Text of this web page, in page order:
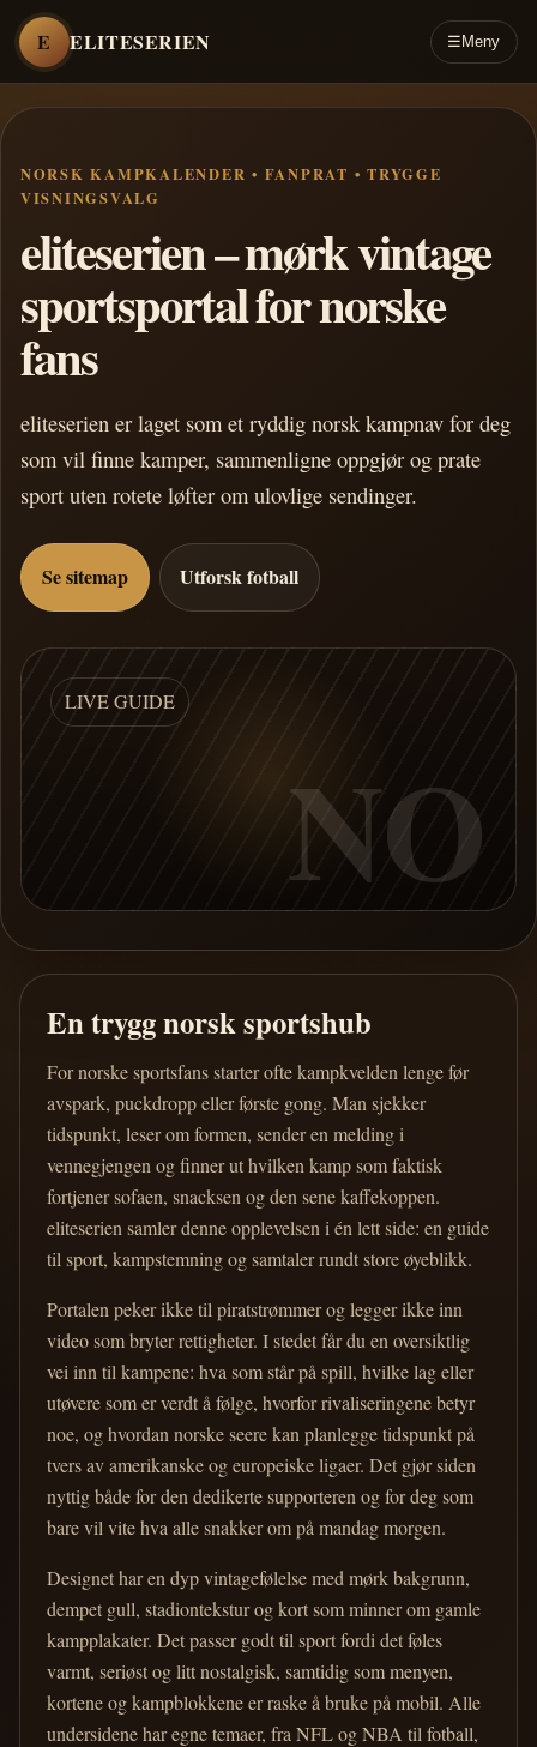
E ELITESERIEN ☰ Meny
NORSK KAMPKALENDER • FANPRAT • TRYGGE
VISNINGSVALG
eliteserien – mørk vintage
sportsportal for norske
fans
eliteserien er laget som et ryddig norsk kampnav for deg
som vil finne kamper, sammenligne oppgjør og prate
sport uten rotete løfter om ulovlige sendinger.
Se sitemap Utforsk fotball
LIVE GUIDE
NO
En trygg norsk sportshub
For norske sportsfans starter ofte kampkvelden lenge før
avspark, puckdropp eller første gong. Man sjekker
tidspunkt, leser om formen, sender en melding i
vennegjengen og finner ut hvilken kamp som faktisk
fortjener sofaen, snacksen og den sene kaffekoppen.
eliteserien samler denne opplevelsen i én lett side: en guide
til sport, kampstemning og samtaler rundt store øyeblikk.
Portalen peker ikke til piratstrømmer og legger ikke inn
video som bryter rettigheter. I stedet får du en oversiktlig
vei inn til kampene: hva som står på spill, hvilke lag eller
utøvere som er verdt å følge, hvorfor rivaliseringene betyr
noe, og hvordan norske seere kan planlegge tidspunkt på
tvers av amerikanske og europeiske ligaer. Det gjør siden
nyttig både for den dedikerte supporteren og for deg som
bare vil vite hva alle snakker om på mandag morgen.
Designet har en dyp vintagefølelse med mørk bakgrunn,
dempet gull, stadiontekstur og kort som minner om gamle
kampplakater. Det passer godt til sport fordi det føles
varmt, seriøst og litt nostalgisk, samtidig som menyen,
kortene og kampblokkene er raske å bruke på mobil. Alle
undersidene har egne temaer, fra NFL og NBA til fotball,